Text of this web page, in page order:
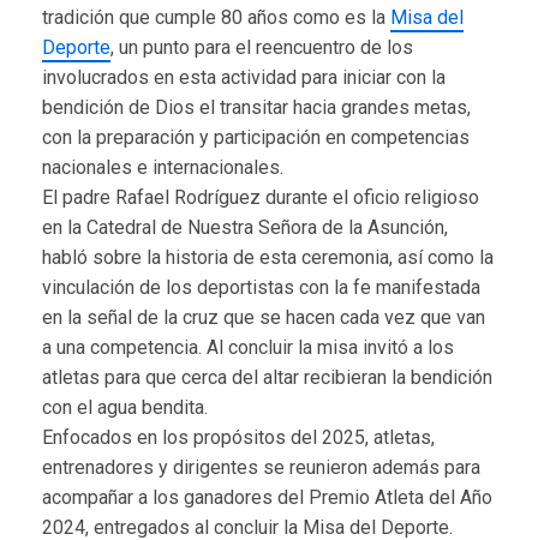
tradición que cumple 80 años como es la Misa del
Deporte, un punto para el reencuentro de los
involucrados en esta actividad para iniciar con la
bendición de Dios el transitar hacia grandes metas,
con la preparación y participación en competencias
nacionales e internacionales.
El padre Rafael Rodríguez durante el oficio religioso
en la Catedral de Nuestra Señora de la Asunción,
habló sobre la historia de esta ceremonia, así como la
vinculación de los deportistas con la fe manifestada
en la señal de la cruz que se hacen cada vez que van
a una competencia. Al concluir la misa invitó a los
atletas para que cerca del altar recibieran la bendición
con el agua bendita.
Enfocados en los propósitos del 2025, atletas,
entrenadores y dirigentes se reunieron además para
acompañar a los ganadores del Premio Atleta del Año
2024, entregados al concluir la Misa del Deporte.